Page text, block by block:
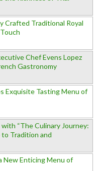
Crafted Traditional Royal
Chef Evens Lopez
Gastronomy
Exquisite Tasting Menu of
“The Culinary Journey:
to Tradition and
New Enticing Menu of